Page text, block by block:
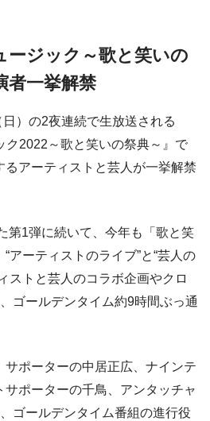
ージック～歌と笑いの
者一挙解禁
）の2夜連続で生放送される
ク2022～歌と笑いの祭典～』で
アーティストと芸人が一挙解禁
第1弾に続いて、今年も「歌と笑
アーティストのライブ”と“芸人の
ストと芸人のコラボ企画やクロ
ゴールデンタイム約9時間ぶっ通
サポーターの中居正広、ナインテ
サポーターの千鳥、アンタッチャ
ゴールデンタイム番組の進行役